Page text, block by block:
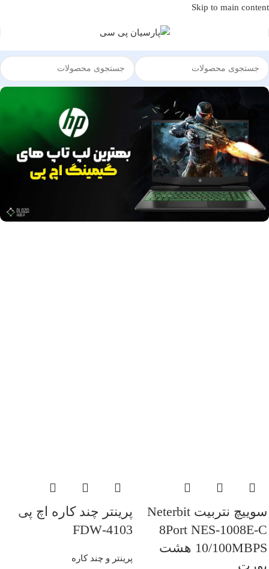
Skip to main content
سوییچ نتربیت Neterbit
8Port NES-1008E-C
10/100MBPS هشت
پورت
پرینتر چند کاره اچ پی
4103-FDW
پرینتر و چند کاره